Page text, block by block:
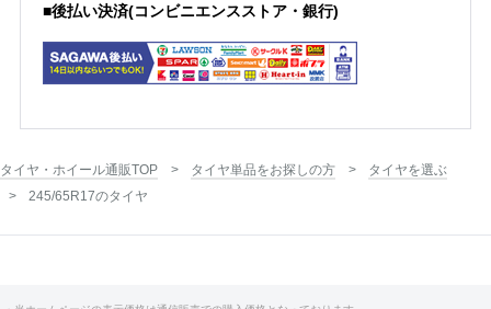
■後払い決済(コンビニエンスストア・銀行)
タイヤ・ホイール通販TOP タイヤ単品をお探しの方
タイヤを選ぶ
245/65R17のタイヤ